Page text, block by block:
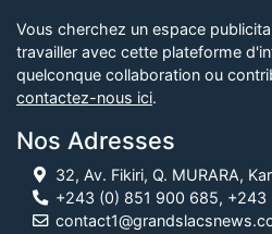
Vous cherchez un espace
travailler avec cette plateforme
quelconque collaboration ou
contactez-nous ici.
Nos Adresses
32, Av. Fikiri, Q. MURARA,
+243 (0) 851 900 685,